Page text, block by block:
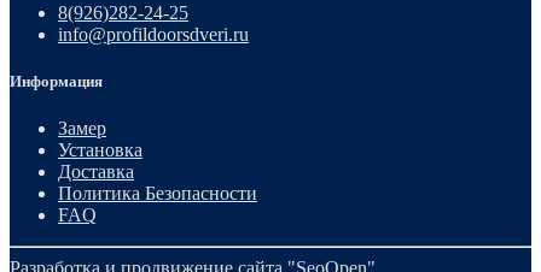
8(926)282-24-25
info@profildoorsdveri.ru
Информация
Замер
Установка
Доставка
Политика Безопасности
FAQ
Разработка и продвижение сайта "SeoOpen"